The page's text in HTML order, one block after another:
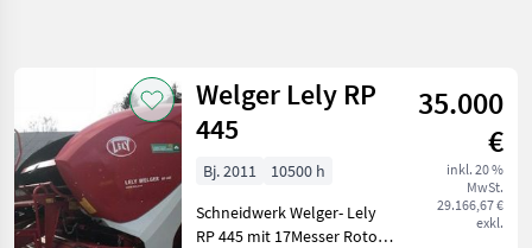
Kategorie 5 Land Filter
AKTUELLER
PFAD
Landtechnik
Zurücksetzen
2
Ergebnisse
anzeigen
Welger Lely RP
445
35.000
€
inkl. 20 %
MwSt.
29.166,67 €
exkl.
Bj. 2011
10500 h
Schneidwerk Welger- Lely
RP 445 mit 17Messer Rotor,